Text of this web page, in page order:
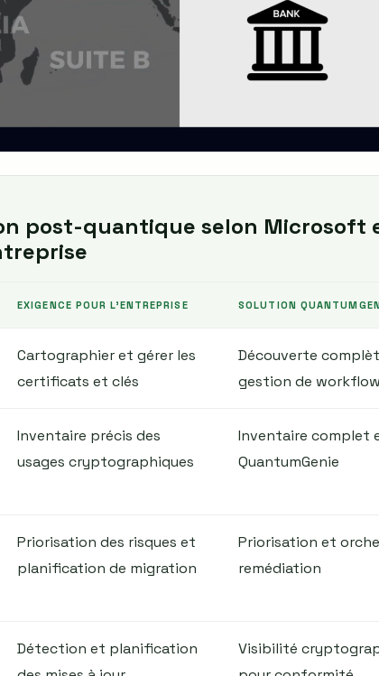
post-quantique selon Microsoft
EXIGENCE POUR L'ENTREPRISE SOLUTION
Cartographier et gérer les
certificats et clés
Découverte
gestion de
Inventaire précis des
usages cryptographiques
Inventaire complet
QuantumGenie
Priorisation des risques et
planification de migration
Priorisation et
remédiation
Détection et planification
Visibilité